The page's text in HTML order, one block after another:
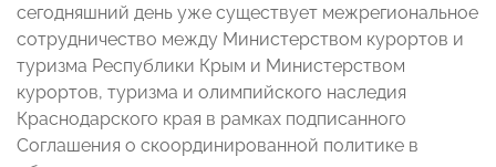
сегодняшний день уже существует межрегиональное
сотрудничество между Министерством курортов и
туризма Республики Крым и Министерством
курортов, туризма и олимпийского наследия
Краснодарского края в рамках подписанного
Соглашения о скоординированной политике в